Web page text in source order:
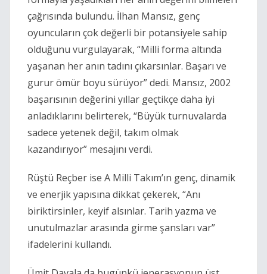
çağrısında bulundu. İlhan Mansız, genç
oyuncuların çok değerli bir potansiyele sahip
olduğunu vurgulayarak, “Milli forma altında
yaşanan her anın tadını çıkarsınlar. Başarı ve
gurur ömür boyu sürüyor” dedi. Mansız, 2002
başarısının değerini yıllar geçtikçe daha iyi
anladıklarını belirterek, “Büyük turnuvalarda
sadece yetenek değil, takım olmak
kazandırıyor” mesajını verdi.
Rüştü Reçber ise A Milli Takım’ın genç, dinamik
ve enerjik yapısına dikkat çekerek, “Anı
biriktirsinler, keyif alsınlar. Tarih yazma ve
unutulmazlar arasında girme şansları var”
ifadelerini kullandı.